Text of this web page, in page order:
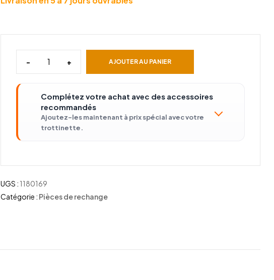
- + AJOUTER AU PANIER
Complétez votre achat avec des accessoires
recommandés
Ajoutez-les maintenant à prix spécial avec votre
trottinette.
UGS : 1180169
Catégorie : Pièces de rechange